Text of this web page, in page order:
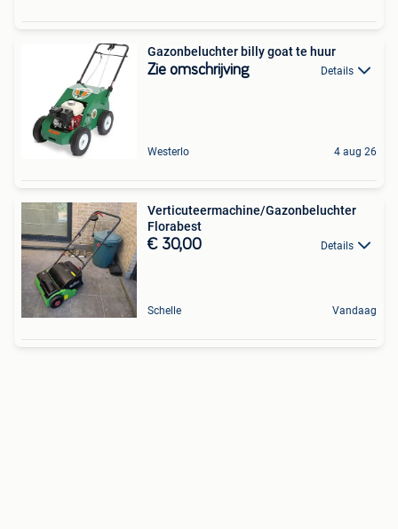
Gazonbeluchter billy goat te huur
Zie omschrijving Details
Westerlo 4 aug 26
Verticuteermachine/Gazonbeluchter
Florabest
€ 30,00 Details
Schelle Vandaag